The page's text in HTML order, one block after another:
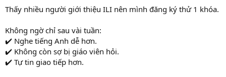
Thấy nhiều người giới thiệu ILI nên mình đăng ký thử 1 khóa.
Không ngờ chỉ sau vài tuần:
✔️ Nghe tiếng Anh dễ hơn.
✔️ Không còn sợ bị giáo viên hỏi.
✔️ Tự tin giao tiếp hơn.